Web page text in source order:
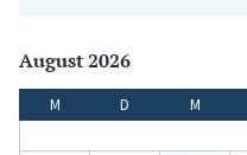
August 2026
M D M